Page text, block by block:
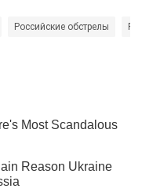
Российские обстрелы